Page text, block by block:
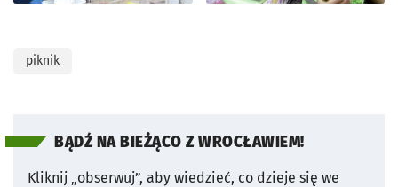
piknik
BĄDŹ NA BIEŻĄCO Z WROCŁAWIEM!
Kliknij „obserwuj”, aby wiedzieć, co dzieje się we